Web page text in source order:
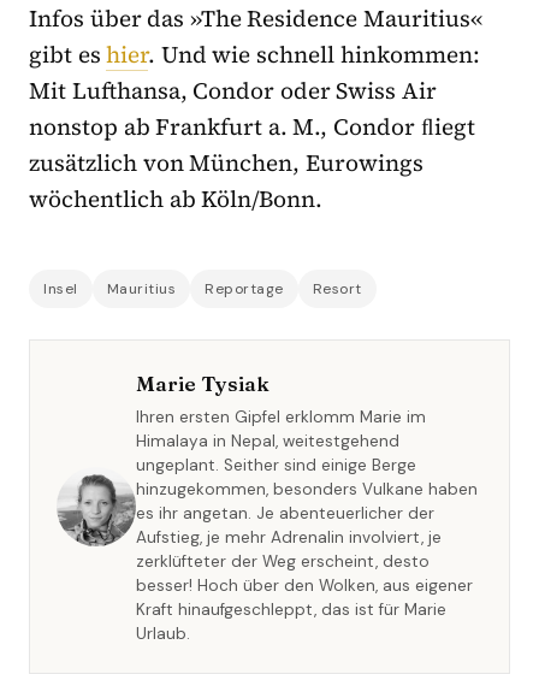
Infos über das »The Residence Mauritius«
gibt eshier. Und wie schnell hinkommen:
Mit Lufthansa, Condor oder Swiss Air
nonstop ab Frankfurt a. M., Condor ﬂiegt
zusätzlich von München, Eurowings
wöchentlich ab Köln/Bonn.
Insel Mauritius Reportage Resort
Marie Tysiak
Ihren ersten Gipfel erklomm Marie im
Himalaya in Nepal, weitestgehend
ungeplant. Seither sind einige Berge
hinzugekommen, besonders Vulkane haben
es ihr angetan. Je abenteuerlicher der
Aufstieg, je mehr Adrenalin involviert, je
zerklüfteter der Weg erscheint, desto
besser! Hoch über den Wolken, aus eigener
Kraft hinaufgeschleppt, das ist für Marie
Urlaub.